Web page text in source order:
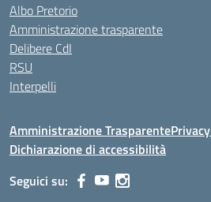
Albo Pretorio
Amministrazione trasparente
Delibere CdI
RSU
Interpelli
Amministrazione Trasparente
Dichiarazione di accessibilità
Seguici su: